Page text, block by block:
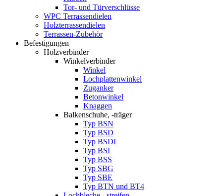
Tor- und Türverschlüsse
WPC Terrassendielen
Holzterrassendielen
Terrassen-Zubehör
Befestigungen
Holzverbinder
Winkelverbinder
Winkel
Lochplattenwinkel
Zuganker
Betonwinkel
Knaggen
Balkenschuhe, -träger
Typ BSN
Typ BSD
Typ BSDI
Typ BSI
Typ BSS
Typ SBG
Typ SBE
Typ BTN und BT4